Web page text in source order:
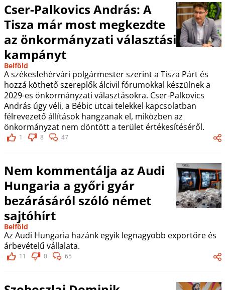
Cser-Palkovics András: A
Tisza már most megkezdte
az önkormányzati választási
kampányt
Belföld
A székesfehérvári polgármester szerint a Tisza Párt és
hozzá köthető szereplők álcivil fórumokkal készülnek a
2029-es önkormányzati választásokra. Cser-Palkovics
András úgy véli, a Bébic utcai telekkel kapcsolatban
félrevezető állítások hangzanak el, miközben az
önkormányzat nem döntött a terület értékesítéséről.
1 8 47
Nem kommentálja az Audi
Hungaria a győri gyár
bezárásáról szóló német
sajtóhírt
Belföld
Az Audi Hungaria hazánk egyik legnagyobb exportőre és
árbevételű vállalata.
11 0 65